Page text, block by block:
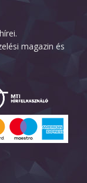
magazin és